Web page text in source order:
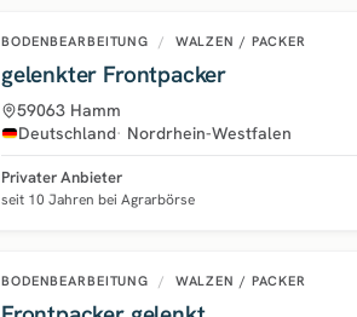
BODENBEARBEITUNG / WALZEN / PACKER
gelenkter Frontpacker
59063 Hamm
Deutschland Nordrhein-Westfalen
Privater Anbieter
seit 10 Jahren bei Agrarbörse
BODENBEARBEITUNG / WALZEN / PACKER